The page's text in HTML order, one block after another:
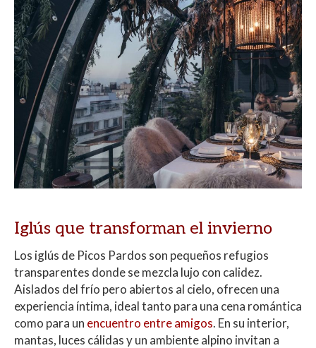
Iglús que transforman el invierno
Los iglús de Picos Pardos son pequeños refugios
transparentes donde se mezcla lujo con calidez.
Aislados del frío pero abiertos al cielo, ofrecen una
experiencia íntima, ideal tanto para una cena romántica
como para un encuentro entre amigos. En su interior,
mantas, luces cálidas y un ambiente alpino invitan a